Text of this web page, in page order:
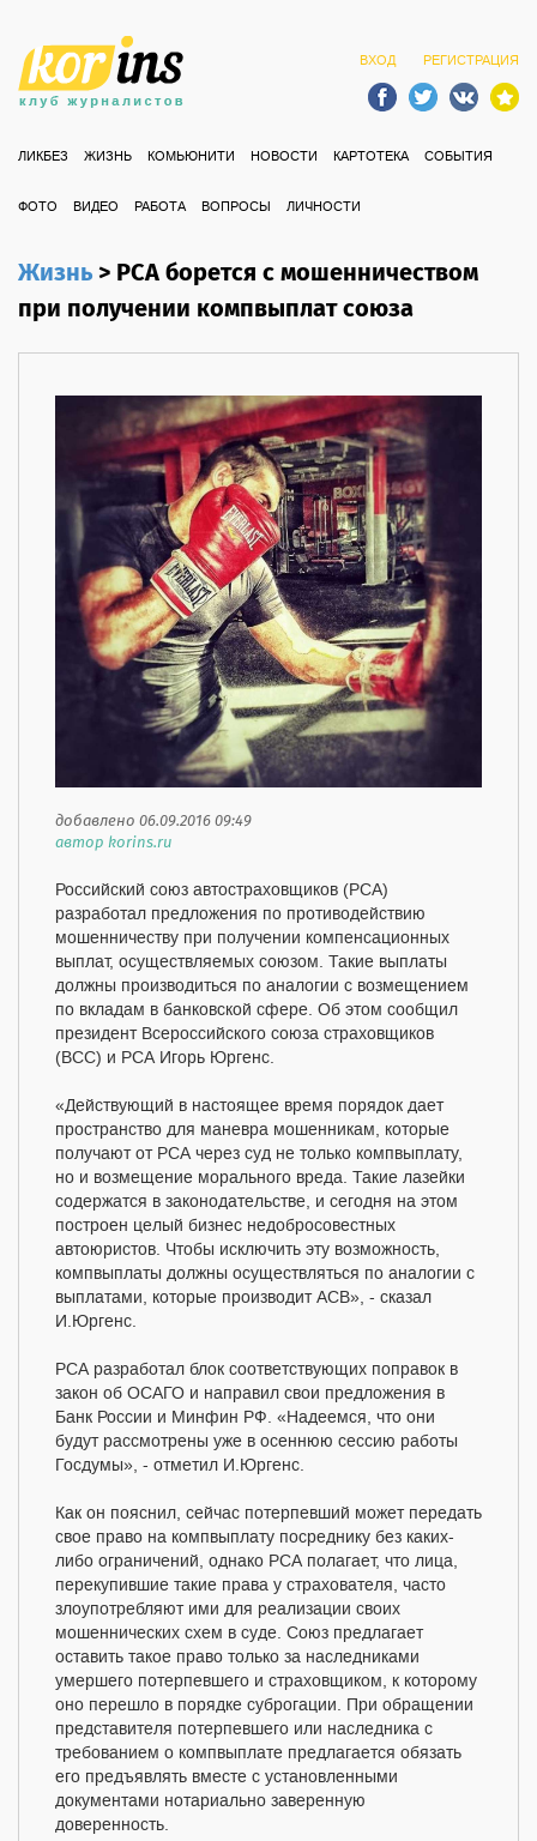
ВХОД РЕГИСТРАЦИЯ
ЛИКБЕЗ ЖИЗНЬ КОМЬЮНИТИ НОВОСТИ КАРТОТЕКА СОБЫТИЯ
ФОТО ВИДЕО РАБОТА ВОПРОСЫ ЛИЧНОСТИ
Жизнь>РСА борется с мошенничеством
при получении компвыплат союза
добавлено 06.09.2016 09:49
автор korins.ru
Российский союз автостраховщиков (РСА)
разработал предложения по противодействию
мошенничеству при получении компенсационных
выплат, осуществляемых союзом. Такие выплаты
должны производиться по аналогии с возмещением
по вкладам в банковской сфере. Об этом сообщил
президент Всероссийского союза страховщиков
(ВСС) и РСА Игорь Юргенс.
«Действующий в настоящее время порядок дает
пространство для маневра мошенникам, которые
получают от РСА через суд не только компвыплату,
но и возмещение морального вреда. Такие лазейки
содержатся в законодательстве, и сегодня на этом
построен целый бизнес недобросовестных
автоюристов. Чтобы исключить эту возможность,
компвыплаты должны осуществляться по аналогии с
выплатами, которые производит АСВ», - сказал
И.Юргенс.
РСА разработал блок соответствующих поправок в
закон об ОСАГО и направил свои предложения в
Банк России и Минфин РФ. «Надеемся, что они
будут рассмотрены уже в осеннюю сессию работы
Госдумы», - отметил И.Юргенс.
Как он пояснил, сейчас потерпевший может передать
свое право на компвыплату посреднику без каких-
либо ограничений, однако РСА полагает, что лица,
перекупившие такие права у страхователя, часто
злоупотребляют ими для реализации своих
мошеннических схем в суде. Союз предлагает
оставить такое право только за наследниками
умершего потерпевшего и страховщиком, к которому
оно перешло в порядке суброгации. При обращении
представителя потерпевшего или наследника с
требованием о компвыплате предлагается обязать
его предъявлять вместе с установленными
документами нотариально заверенную
доверенность.